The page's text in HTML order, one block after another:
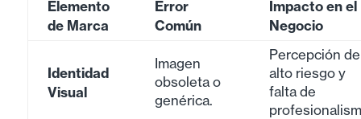
Elemento
de Marca
Error
Común
Impacto en el
Negocio
Identidad
Visual
Imagen
obsoleta o
genérica.
Percepción de
alto riesgo y
falta de